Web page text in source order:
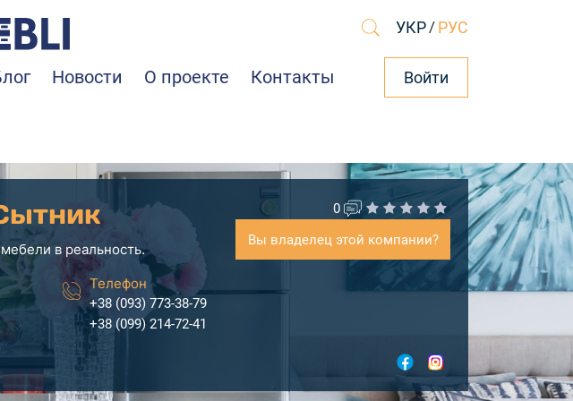
УКР / РУС
Новости О проекте Контакты Войти
в реальность.
0
Вы владелец этой компании?
Телефон
+38 (093) 773-38-79
+38 (099) 214-72-41